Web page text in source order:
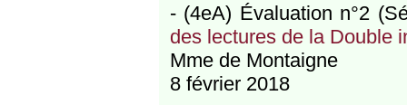
- (4eA) Évaluation n°2
des lectures de la Double
Mme de Montaigne
8 février 2018